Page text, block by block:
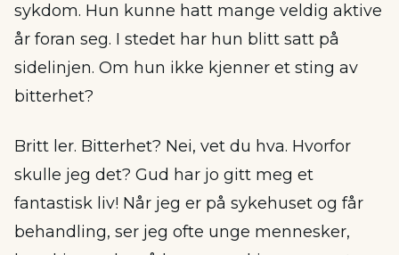
sykdom. Hun kunne hatt mange veldig aktive
år foran seg. I stedet har hun blitt satt på
sidelinjen. Om hun ikke kjenner et sting av
bitterhet?
Britt ler. Bitterhet? Nei, vet du hva. Hvorfor
skulle jeg det? Gud har jo gitt meg et
fantastisk liv! Når jeg er på sykehuset og får
behandling, ser jeg ofte unge mennesker,